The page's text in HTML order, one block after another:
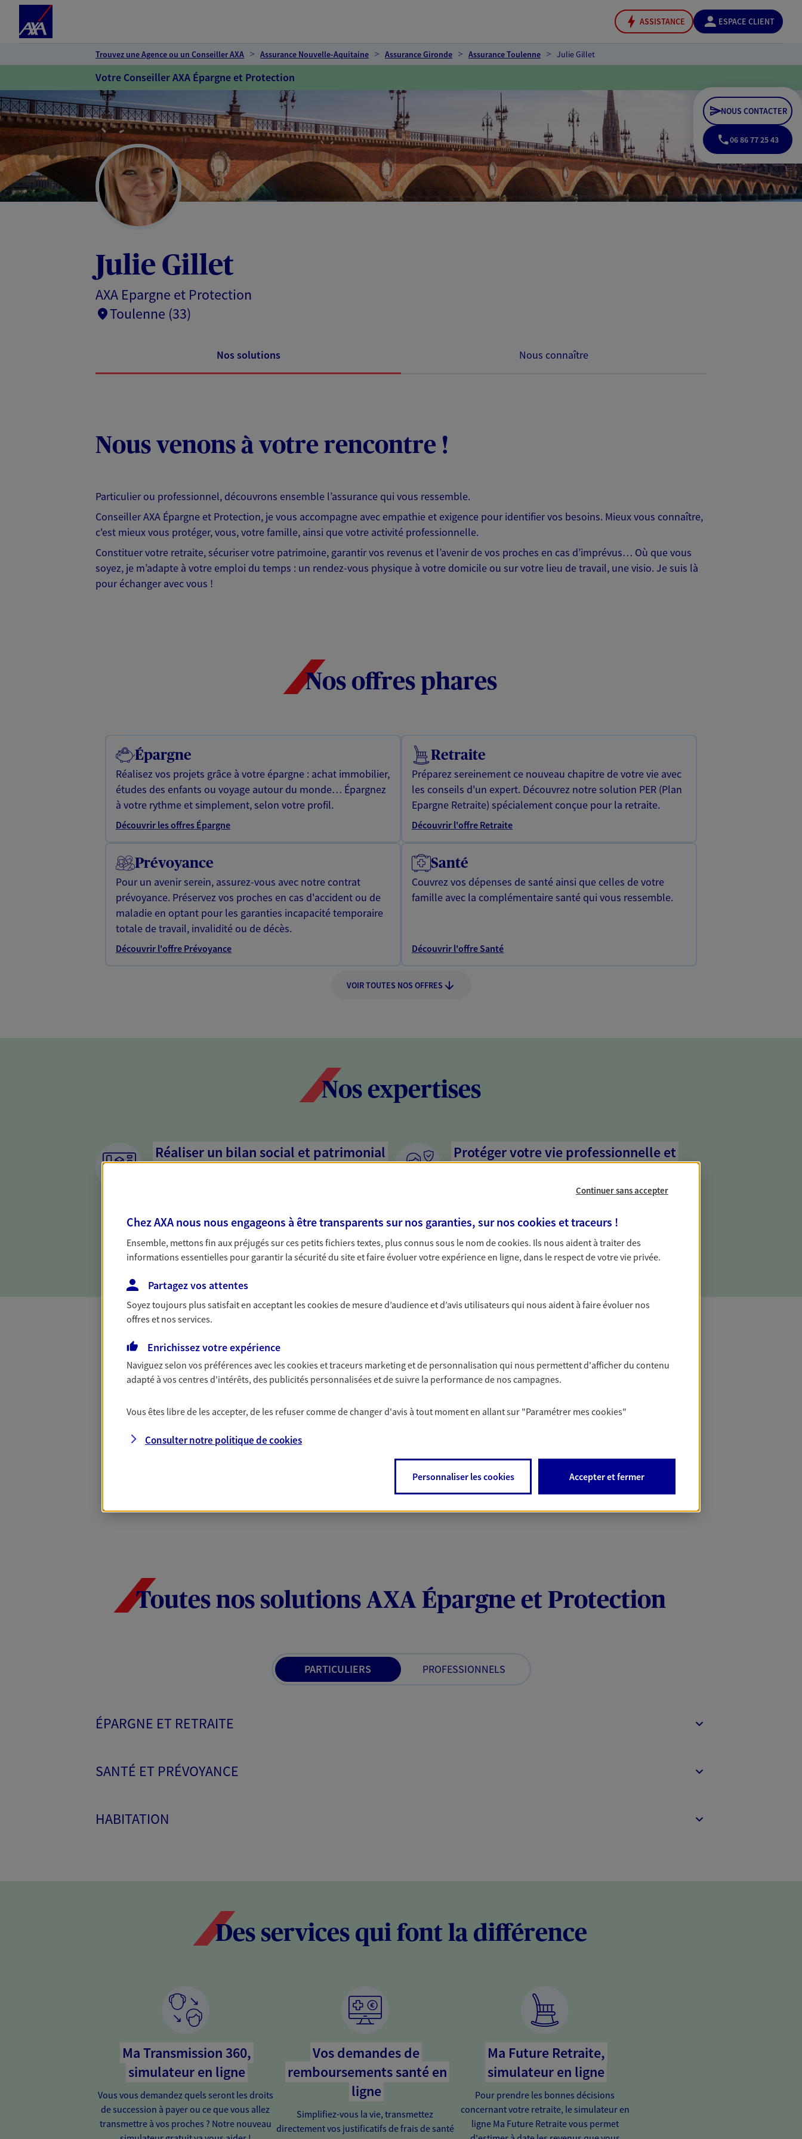
ASSISTANCE ESPACE CLIENT
Trouvez une Agence ou un Conseiller AXA Assurance Nouvelle-Aquitaine Assurance Gironde Assurance Toulenne Julie Gillet
Votre Conseiller AXA Épargne et Protection
Julie Gillet
AXA Epargne et Protection
Toulenne (33)
NOUS CONTACTER
06 86 77 25 43
Nos solutions Nous connaître
Nous venons à votre rencontre !
Particulier ou professionnel, découvrons ensemble l’assurance qui vous ressemble.
Conseiller AXA Épargne et Protection, je vous accompagne avec empathie et exigence pour identifier vos besoins. Mieux vous connaître,
c'est mieux vous protéger, vous, votre famille, ainsi que votre activité professionnelle.
Constituer votre retraite, sécuriser votre patrimoine, garantir vos revenus et l’avenir de vos proches en cas d’imprévus… Où que vous
soyez, je m’adapte à votre emploi du temps : un rendez-vous physique à votre domicile ou sur votre lieu de travail, une visio. Je suis là
pour échanger avec vous !
Nos offres phares
Épargne
Réalisez vos projets grâce à votre épargne : achat immobilier,
études des enfants ou voyage autour du monde… Épargnez
à votre rythme et simplement, selon votre profil.
Découvrir les offres Épargne
Retraite
Préparez sereinement ce nouveau chapitre de votre vie avec
les conseils d'un expert. Découvrez notre solution PER (Plan
Epargne Retraite) spécialement conçue pour la retraite.
Découvrir l'offre Retraite
Prévoyance
Pour un avenir serein, assurez-vous avec notre contrat
prévoyance. Préservez vos proches en cas d'accident ou de
maladie en optant pour les garanties incapacité temporaire
totale de travail, invalidité ou de décès.
Découvrir l'offre Prévoyance
Santé
Couvrez vos dépenses de santé ainsi que celles de votre
famille avec la complémentaire santé qui vous ressemble.
Découvrir l'offre Santé
VOIR TOUTES NOS OFFRES
Nos expertises
Réaliser un bilan social et patrimonial
dresser un bilan complet de votre situation. Une analyse
solide pour vous formuler des conseils cohérents avec vos
besoins.
Protéger votre vie professionnelle et
Nous sommes à votre écoute pour vous proposer des
activité, mais aussi les risques liés à votre vie privée. Un seul
interlocuteur pour tous vos besoins, ça change tout.
Complémentaire Santé
Et si préserver votre budget, c’était aussi prendre soin de votre santé ? Avec le contrat Ma
votre cotisation, si vous avez 60 ans et plus ; et si vous êtes un travailleur non salarié.
Contactez-nous pour plus d’information sur l’offre et ses conditions.
Toutes nos solutions AXA Épargne et Protection
PARTICULIERS PROFESSIONNELS
ÉPARGNE ET RETRAITE
SANTÉ ET PRÉVOYANCE
HABITATION
Des services qui font la différence
Ma Transmission 360,
simulateur en ligne
Vous vous demandez quels seront les droits
de succession à payer ou ce que vous allez
transmettre à vos proches ? Notre nouveau
Vos demandes de
remboursements santé en
ligne
Simplifiez-vous la vie, transmettez
directement vos justificatifs de frais de santé
Ma Future Retraite,
simulateur en ligne
Pour prendre les bonnes décisions
concernant votre retraite, le simulateur en
ligne Ma Future Retraite vous permet
Continuer sans accepter
Chez AXA nous nous engageons à être transparents sur nos garanties, sur nos cookies et traceurs !
Ensemble, mettons fin aux préjugés sur ces petits fichiers textes, plus connus sous le nom decookies. Ils nous aident à traiter des
informations essentielles pour garantir la sécurité du site et faire évoluer votre expérience en ligne, dans le respect de votre vie privée.
Partagez vos attentes
Soyez toujours plus satisfait en acceptant lescookiesde mesure d’audience et d’avis utilisateurs qui nous aident à faire évoluer nos
offres et nos services.
Enrichissez votre expérience
Naviguez selon vos préférences avec lescookies et traceurs marketing et de personnalisation qui nous permettent d'afficher du contenu
adapté à vos centres d'intérêts, des publicités personnalisées et de suivre la performance de nos campagnes.
Vous êtes libre de les accepter, de les refuser comme de changer d'avis à tout moment en allant sur "Paramétrer mescookies"
Consulter notre politique decookies
Personnaliser les cookies Accepter et fermer